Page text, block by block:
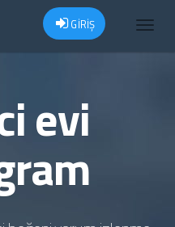
GİRİŞ
evi